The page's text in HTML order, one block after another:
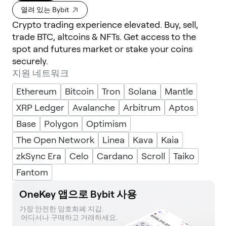
열려 있는 Bybit
Crypto trading experience elevated. Buy, sell,
trade BTC, altcoins & NFTs. Get access to the
spot and futures market or stake your coins
securely.
지원 네트워크
Ethereum
Bitcoin Tron Solana
Mantle
XRP Ledger
Avalanche Arbitrum
Aptos
Base
Polygon
Optimism
The Open Network
Linea Kava
Kaia
zkSync Era
Celo Cardano Scroll
Taiko
Fantom
OneKey 앱으로 Bybit 사용
가장 안전한 암호화폐 지갑.
어디서나 구매하고 거래하세요.